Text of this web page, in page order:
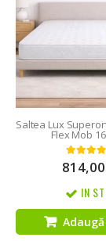
Saltea Lux
Flex Mob
5.00 out
814,00
IN